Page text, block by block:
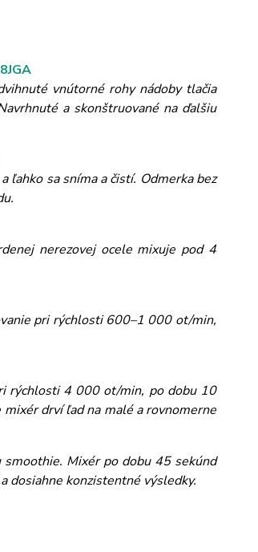
vnútorné rohy nádoby tlačia
a skonštruované na ďalšiu
ľahko sa sníma a čistí. Odmerka bez
nerezovej ocele mixuje pod 4
pri rýchlosti 600–1 000 ot/min,
rýchlosti 4 000 ot/min, po dobu 10
drví ľad na malé a rovnomerne
Mixér po dobu 45 sekúnd
dosiahne konzistentné výsledky.